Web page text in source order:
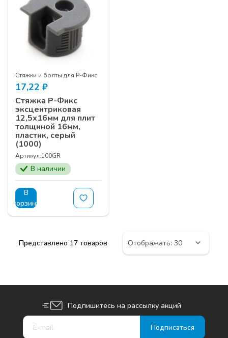
Стяжки и болты для Р-Фикс
17,22 ₽
Стяжка Р-Фикс
эксцентриковая
12,5х16мм для плит
толщиной 16мм,
пластик, серый
(1000)
Артикул:100GR
В наличии
В
корзину
Представлено 17 товаров
Подпишитесь на рассылку акций